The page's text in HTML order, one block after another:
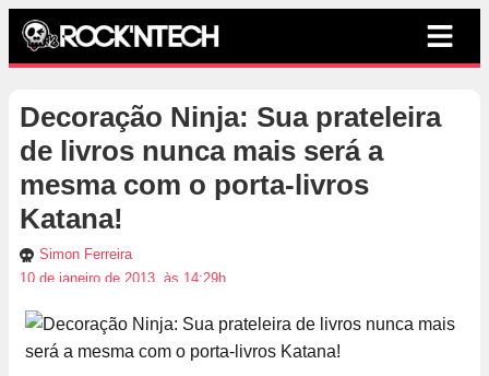
Decoração Ninja: Sua prateleira
de livros nunca mais será a
mesma com o porta-livros
Katana!
Simon Ferreira
10 de janeiro de 2013, às 14:29h